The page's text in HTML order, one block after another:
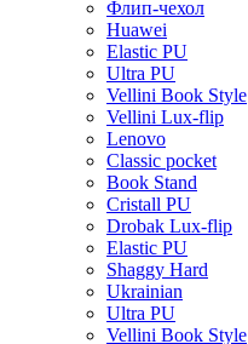
Флип-чехол
Huawei
Elastic PU
Ultra PU
Vellini Book Style
Vellini Lux-flip
Lenovo
Classic pocket
Book Stand
Cristall PU
Drobak Lux-flip
Elastic PU
Shaggy Hard
Ukrainian
Ultra PU
Vellini Book Style